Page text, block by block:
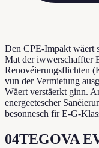
Den CPE-Impakt wäert
Mat der iwwerschaffter
Renovéierungsflichten
vun der Vermietung
Wäert verstäerkt ginn.
energeetescher
besonnesch fir E-G-
04TEGOVA